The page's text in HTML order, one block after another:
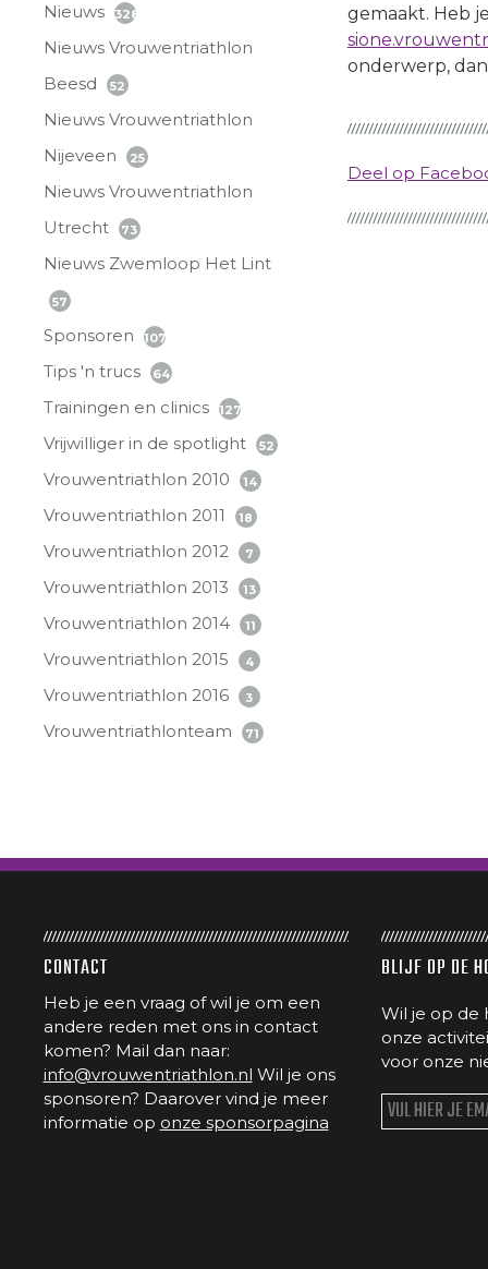
Nieuws 328
Nieuws Vrouwentriathlon
Beesd
52
Nieuws Vrouwentriathlon
Nijeveen
25
Nieuws Vrouwentriathlon
Utrecht
73
Nieuws Zwemloop Het Lint
57
Sponsoren 107
Tips 'n trucs 64
Trainingen en clinics 127
Vrijwilliger in de spotlight 52
Vrouwentriathlon 2010 14
Vrouwentriathlon 2011 18
Vrouwentriathlon 2012 7
Vrouwentriathlon 2013 13
Vrouwentriathlon 2014 11
Vrouwentriathlon 2015 4
Vrouwentriathlon 2016 3
Vrouwentriathlonteam 71
gemaakt. Heb
onderwerp,
Deel op
CONTACT
Heb je een vraag of wil je om een
andere reden met ons in contact
komen? Mail dan naar:
info@vrouwentriathlon.nl Wil je ons
sponsoren? Daarover vind je meer
informatie op onze sponsorpagina
BLIJF OP DE
Wil je op de
onze
voor onze